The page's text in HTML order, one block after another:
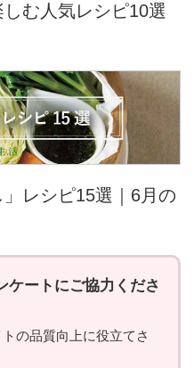
む人気レシピ10選
レシピ15選｜6月の